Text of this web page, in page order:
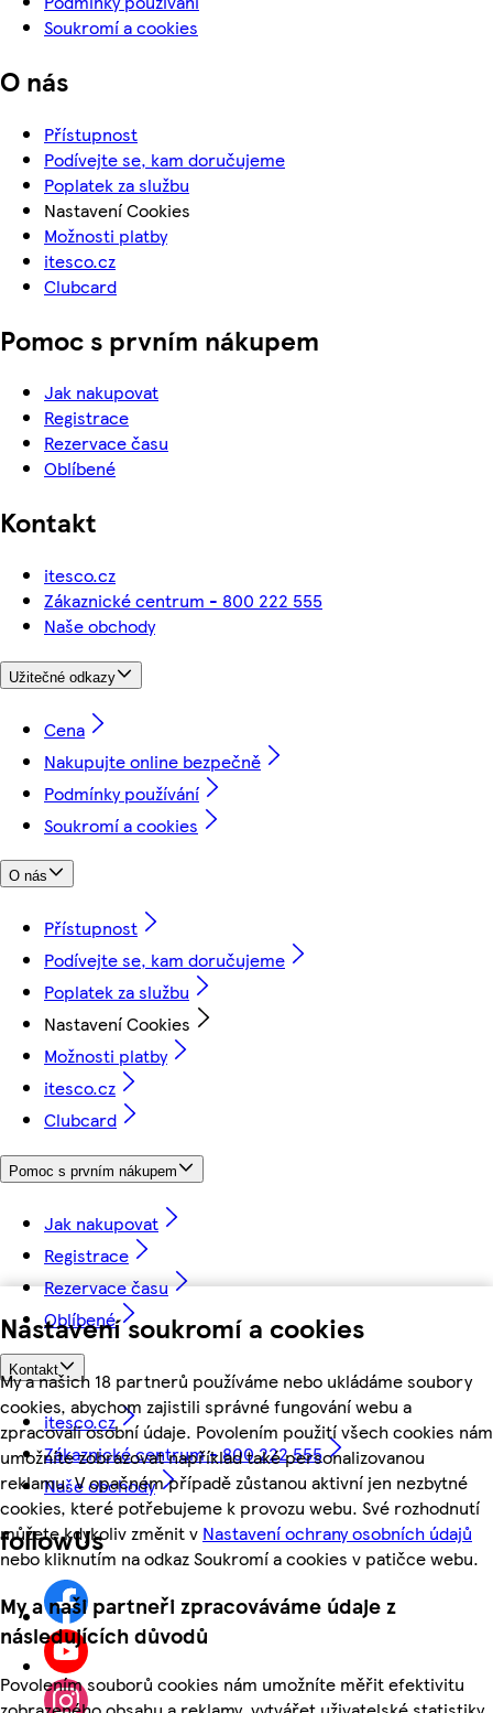
Nastavení soukromí a cookies
My a našich 18 partnerů používáme nebo ukládáme soubory
cookies, abychom zajistili správné fungování webu a
zpracovali osobní údaje. Povolením použití všech cookies nám
umožníte zobrazovat například také personalizovanou
reklamu. V opačném případě zůstanou aktivní jen nezbytné
cookies, které potřebujeme k provozu webu. Své rozhodnutí
můžete kdykoliv změnit v Nastavení ochrany osobních údajů
nebo kliknutím na odkaz Soukromí a cookies v patičce webu.
My a naši partneři zpracováváme údaje z
následujících důvodů
Povolením souborů cookies nám umožníte měřit efektivitu
Soukromí a cookies
O nás
Přístupnost
Podívejte se, kam doručujeme
Poplatek za službu
Nastavení Cookies
Možnosti platby
itesco.cz
Clubcard
Pomoc s prvním nákupem
Jak nakupovat
Registrace
Rezervace času
Oblíbené
Kontakt
itesco.cz
Zákaznické centrum - 800 222 555
Naše obchody
Užitečné odkazy
Cena
Nakupujte online bezpečně
Podmínky používání
Soukromí a cookies
O nás
Přístupnost
Podívejte se, kam doručujeme
Poplatek za službu
Nastavení Cookies
Možnosti platby
itesco.cz
Clubcard
Pomoc s prvním nákupem
Jak nakupovat
Registrace
Rezervace času
Oblíbené
Kontakt
itesco.cz
Zákaznické centrum - 800 222 555
Naše obchody
followUs